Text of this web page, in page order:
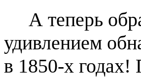
А теперь
удивлением
в 1850-х